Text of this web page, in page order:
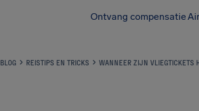
Ontvang compensatie
BLOG REISTIPS EN TRICKS WANNEER ZIJN VLIEGTICKETS